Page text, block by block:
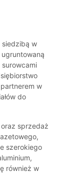
siedzibą w
w
do
sprzedaż
szerokiego
również w